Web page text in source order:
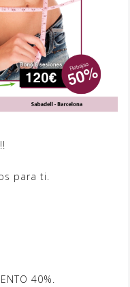
para ti.
40%.